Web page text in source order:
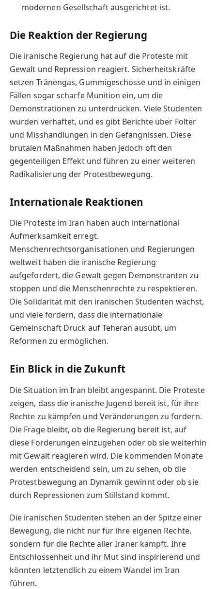
modernen Gesellschaft ausgerichtet ist.
Die Reaktion der Regierung
Die iranische Regierung hat auf die Proteste mit
Gewalt und Repression reagiert. Sicherheitskräfte
setzen Tränengas, Gummigeschosse und in einigen
Fällen sogar scharfe Munition ein, um die
Demonstrationen zu unterdrücken. Viele Studenten
wurden verhaftet, und es gibt Berichte über Folter
und Misshandlungen in den Gefängnissen. Diese
brutalen Maßnahmen haben jedoch oft den
gegenteiligen Effekt und führen zu einer weiteren
Radikalisierung der Protestbewegung.
Internationale Reaktionen
Die Proteste im Iran haben auch international
Aufmerksamkeit erregt.
Menschenrechtsorganisationen und Regierungen
weltweit haben die iranische Regierung
aufgefordert, die Gewalt gegen Demonstranten zu
stoppen und die Menschenrechte zu respektieren.
Die Solidarität mit den iranischen Studenten wächst,
und viele fordern, dass die internationale
Gemeinschaft Druck auf Teheran ausübt, um
Reformen zu ermöglichen.
Ein Blick in die Zukunft
Die Situation im Iran bleibt angespannt. Die Proteste
zeigen, dass die iranische Jugend bereit ist, für ihre
Rechte zu kämpfen und Veränderungen zu fordern.
Die Frage bleibt, ob die Regierung bereit ist, auf
diese Forderungen einzugehen oder ob sie weiterhin
mit Gewalt reagieren wird. Die kommenden Monate
werden entscheidend sein, um zu sehen, ob die
Protestbewegung an Dynamik gewinnt oder ob sie
durch Repressionen zum Stillstand kommt.
Die iranischen Studenten stehen an der Spitze einer
Bewegung, die nicht nur für ihre eigenen Rechte,
sondern für die Rechte aller Iraner kämpft. Ihre
Entschlossenheit und ihr Mut sind inspirierend und
könnten letztendlich zu einem Wandel im Iran
führen.